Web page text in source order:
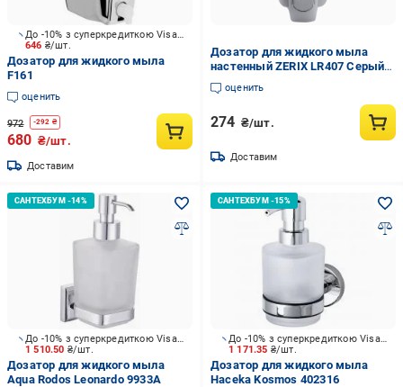
646 ₴/шт.
До -10% з суперкредиткою Visa Вигода
Дозатор для жидкого мыла
F161
оценить
972 -292 ₴
680 ₴/шт.
Доставим
Дозатор для жидкого мыла
настенный ZERIX LR407 Серый
(ZX2718)
оценить
274 ₴/шт.
Доставим
1 510.50 ₴/шт.
До -10% з суперкредиткою Visa Вигода
Дозатор для жидкого мыла
Aqua Rodos Leonardo 9933A
1 171.35 ₴/шт.
До -10% з суперкредиткою Visa Вигода
Дозатор для жидкого мыла
Haceka Kosmos 402316